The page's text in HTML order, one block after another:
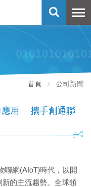
首頁 公司新聞
應用 攜手創通聯
聯網(AIoT)時代，以開
的主流趨勢。全球領